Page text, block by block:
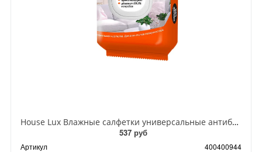
House Lux Влажные салфетки универсальные антибактериальные 6 в 1 80 шт
537 руб
Артикул
400400944